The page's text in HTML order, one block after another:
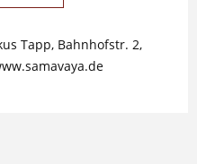
Tapp, Bahnhofstr. 2,